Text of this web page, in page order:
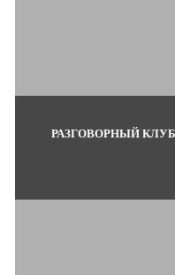
РАЗГОВОРНЫЙ